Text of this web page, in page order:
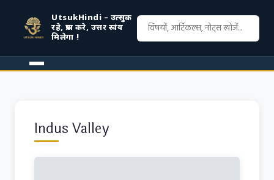
UtsukHindi – उत्सुक
रहे, प्रश्न करे, उत्तर स्वंय
मिलेगा !
Indus Valley